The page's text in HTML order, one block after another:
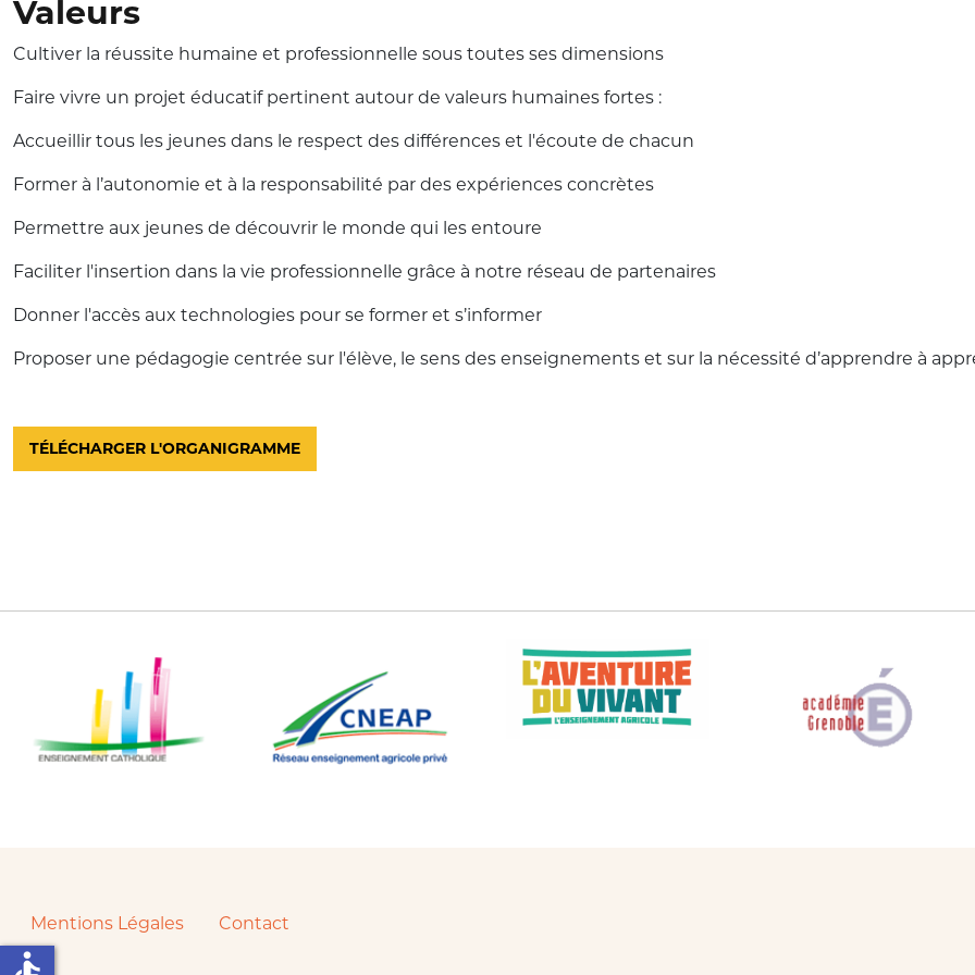
Valeurs
Cultiver la réussite humaine et professionnelle sous toutes ses dimensions
Faire vivre un projet éducatif pertinent autour de valeurs humaines fortes :
Accueillir tous les jeunes dans le respect des différences et l'écoute de chacun
Former à l’autonomie et à la responsabilité par des expériences concrètes
Permettre aux jeunes de découvrir le monde qui les entoure
Faciliter l'insertion dans la vie professionnelle grâce à notre réseau de partenaires
Donner l'accès aux technologies pour se former et s’informer
Proposer une pédagogie centrée sur l'élève, le sens des enseignements et sur la nécessité d’apprendre à
TÉLÉCHARGER L'ORGANIGRAMME
Mentions Légales Contact